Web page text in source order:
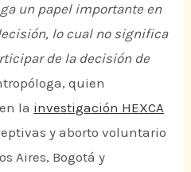
un papel importante en
lo cual no significa
de la decisión de
quien
la investigación HEXCA
y aborto voluntario
Aires, Bogotá y